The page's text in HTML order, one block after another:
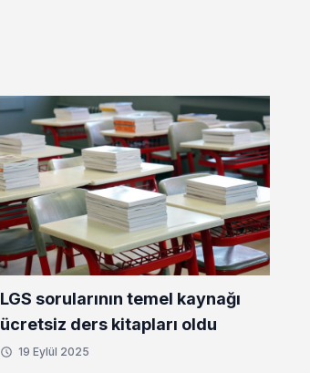
LGS sorularının temel kaynağı
ücretsiz ders kitapları oldu
19 Eylül 2025